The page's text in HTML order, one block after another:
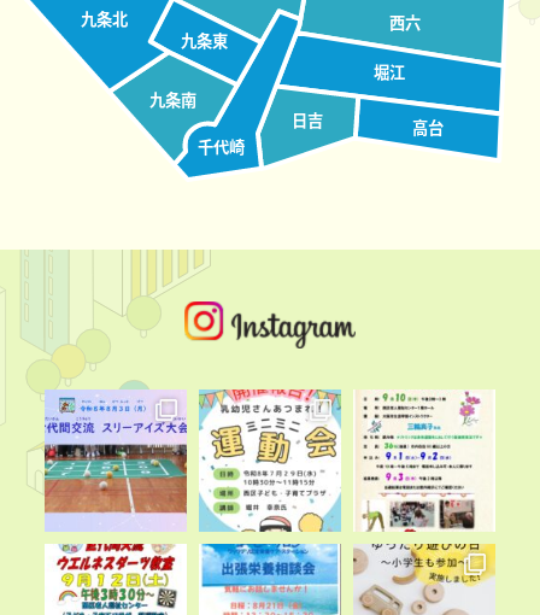
2026.07.01 講座・イベント
令和８年西区民まつり「出展団体・ステージ出演者募
高齢者
2026.06.24 お知らせ
包括レンジャー7月号ができました
2026.06.16 子ども 講座・イベント
「第21回 子育て交流会 てをつなごう！」を開催し
ます！
2026.06.09 高齢者
西区老人福祉センター「卓球ひろば」６月１５日
（月）より再開いたします
西六
堀江
高台
日吉
千代崎
九条東
九条南
九条北